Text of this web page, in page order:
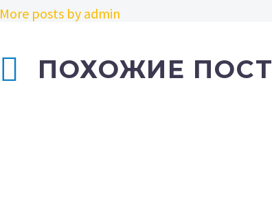
More posts by admin
ПОХОЖИЕ